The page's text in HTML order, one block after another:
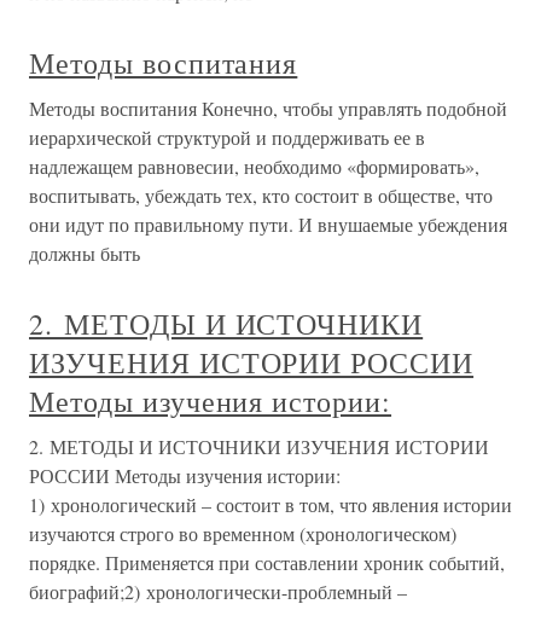
Методы воспитания
Методы воспитания Конечно, чтобы управлять подобной
иерархической структурой и поддерживать ее в
надлежащем равновесии, необходимо «формировать»,
воспитывать, убеждать тех, кто состоит в обществе, что
они идут по правильному пути. И внушаемые убеждения
должны быть
2. МЕТОДЫ И ИСТОЧНИКИ
ИЗУЧЕНИЯ ИСТОРИИ РОССИИ
Методы изучения истории:
2. МЕТОДЫ И ИСТОЧНИКИ ИЗУЧЕНИЯ ИСТОРИИ
РОССИИ Методы изучения истории:
1) хронологический – состоит в том, что явления истории
изучаются строго во временном (хронологическом)
порядке. Применяется при составлении хроник событий,
биографий;2) хронологически-проблемный –